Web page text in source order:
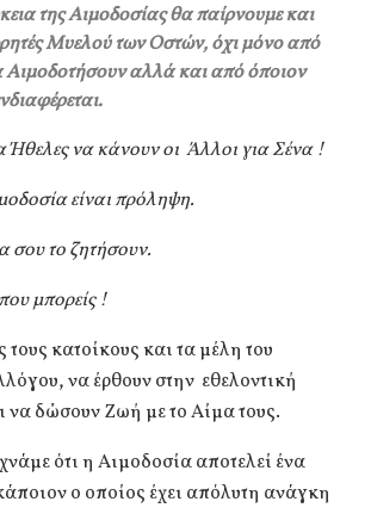
της Αιμοδοσίας θα παίρνουμε και
Μυελού των Οστών, όχι μόνο από
Αιμοδοτήσουν αλλά και από όποιον
Ήθελες να κάνουν οι Άλλοι για Σένα !
είναι πρόληψη.
σου το ζητήσουν.
μπορείς !
τους κατοίκους και τα μέλη του
να έρθουν στην εθελοντική
δώσουν Ζωή με το Αίμα τους.
ότι η Αιμοδοσία αποτελεί ένα
ο οποίος έχει απόλυτη ανάγκη